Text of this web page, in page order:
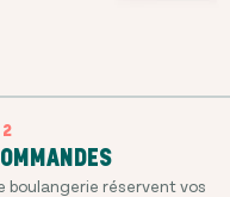
2
boulangerie réservent vos